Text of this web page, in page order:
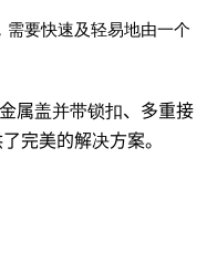
需要快速及轻易地由一个
属盖并带锁扣、多重接
完美的解决方案。